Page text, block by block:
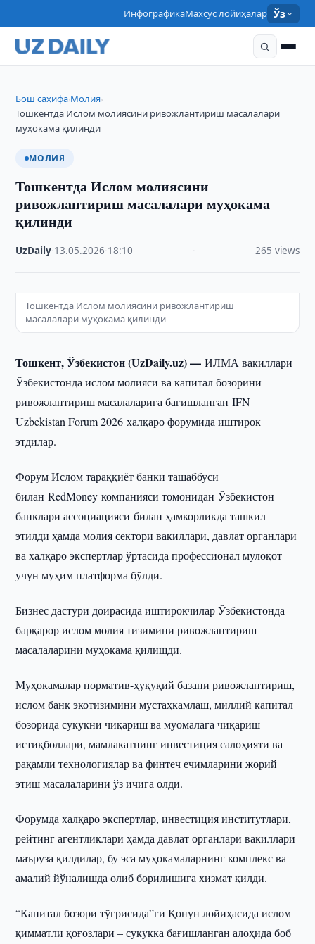
ИнфографикаМахсус лойиҳалар Ўз
Бош саҳифа›Молия›
Тошкентда Ислом молиясини ривожлантириш масалалари
муҳокама қилинди
МОЛИЯ
Тошкентда Ислом молиясини
ривожлантириш масалалари муҳокама
қилинди
UzDaily 13.05.2026 18:10 265 views
Тошкентда Ислом молиясини ривожлантириш
масалалари муҳокама қилинди
Тошкент, Ўзбекистон (UzDaily.uz) —ИЛМА вакиллари
Ўзбекистонда ислом молияси ва капитал бозорини
ривожлантириш масалаларига бағишланган IFN
Uzbekistan Forum 2026 халқаро форумида иштирок
этдилар.
Форум Ислом тараққиёт банки ташаббуси
билан RedMoney компанияси томонидан Ўзбекистон
банклари ассоциацияси билан ҳамкорликда ташкил
этилди ҳамда молия сектори вакиллари, давлат органлари
ва халқаро экспертлар ўртасида профессионал мулоқот
учун муҳим платформа бўлди.
Бизнес дастури доирасида иштирокчилар Ўзбекистонда
барқарор ислом молия тизимини ривожлантириш
масалаларини муҳокама қилишди.
Муҳокамалар норматив-ҳуқуқий базани ривожлантириш,
ислом банк экотизимини мустаҳкамлаш, миллий капитал
бозорида сукукни чиқариш ва муомалага чиқариш
истиқболлари, мамлакатнинг инвестиция салоҳияти ва
рақамли технологиялар ва финтеч ечимларини жорий
этиш масалаларини ўз ичига олди.
Форумда халқаро экспертлар, инвестиция институтлари,
рейтинг агентликлари ҳамда давлат органлари вакиллари
маъруза қилдилар, бу эса муҳокамаларнинг комплекс ва
амалий йўналишда олиб борилишига хизмат қилди.
“Капитал бозори тўғрисида”ги Қонун лойиҳасида ислом
қимматли қоғозлари – сукукка бағишланган алоҳида боб